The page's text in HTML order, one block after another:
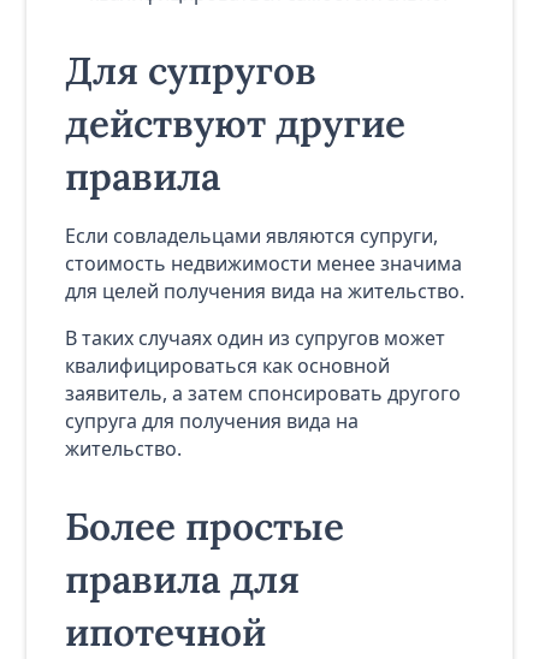
Для супругов
действуют другие
правила
Если совладельцами являются супруги,
стоимость недвижимости менее значима
для целей получения вида на жительство.
В таких случаях один из супругов может
квалифицироваться как основной
заявитель, а затем спонсировать другого
супруга для получения вида на
жительство.
Более простые
правила для
ипотечной